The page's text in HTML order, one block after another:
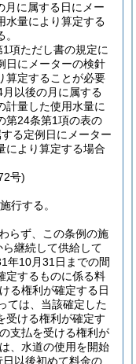
月に属する日にメー
水量により算定する
項ただし書の規定に
日にメーターの検針
算定することが必要
以後の月に属する
計量した使用水量に
第24条第1項の表の
る定例日にメーター
により算定する場合
号)
行する。
らず、この条例の施
ら継続して供給して
年10月31日までの間
定するものに係る料
る権利が確定する日
ては、当該確定した
受ける権利が確定す
支払を受ける権利が
、水道の使用を開始
日以後初めて料金の